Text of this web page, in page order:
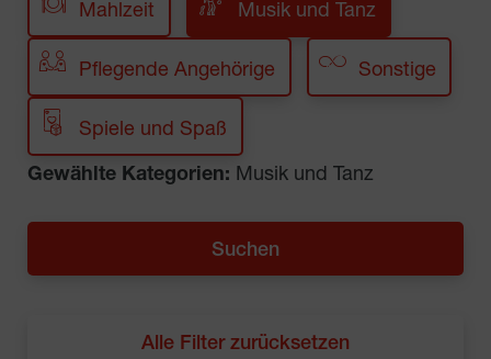
Mahlzeit Musik und Tanz
Pflegende Angehörige Sonstige
Spiele und Spaß
Gewählte Kategorien: Musik und Tanz
Alle Filter zurücksetzen